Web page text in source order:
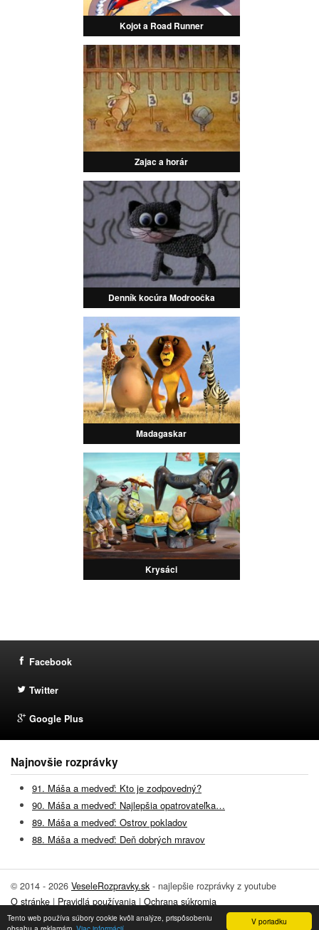
V poriadku
Tento web používa súbory cookie kvôli analýze, prispôsobeniu
Kojot a Road Runner
Zajac a horár
Denník kocúra Modroočka
Madagaskar
Krysáci
Facebook
Twitter
Google Plus
Najnovšie rozprávky
91. Máša a medveď: Kto je zodpovedný?
90. Máša a medveď: Najlepšia opatrovateľka…
89. Máša a medveď: Ostrov pokladov
88. Máša a medveď: Deň dobrých mravov
© 2014 - 2026 VeseleRozpravky.sk - najlepšie rozprávky z youtube
O stránke | Pravidlá používania | Ochrana súkromia
Pridať rozprávku|Kontakt